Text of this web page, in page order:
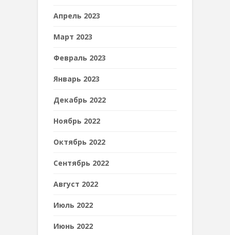
Апрель 2023
Март 2023
Февраль 2023
Январь 2023
Декабрь 2022
Ноябрь 2022
Октябрь 2022
Сентябрь 2022
Август 2022
Июль 2022
Июнь 2022